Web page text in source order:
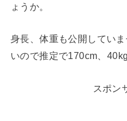
ょうか。
身長、体重も公開してい
いので推定で170cm、
スポン